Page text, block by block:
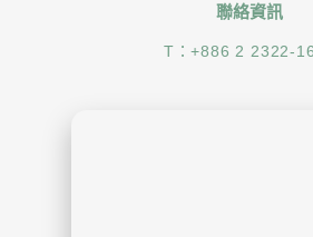
聯絡資訊
T：+886 2 2322-